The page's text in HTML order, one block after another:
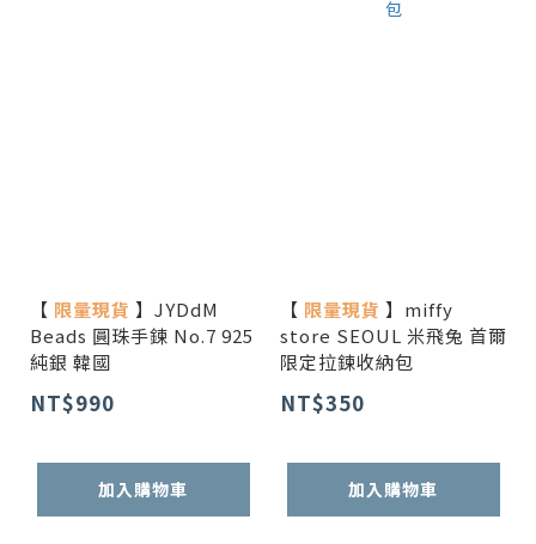
【 限量現貨 】JYDdM
Beads 圓珠手鍊 No.7 925
純銀 韓國
NT$990
加入購物車
【 限量現貨 】miffy
store SEOUL 米飛兔 首爾
限定拉鍊收納包
NT$350
加入購物車